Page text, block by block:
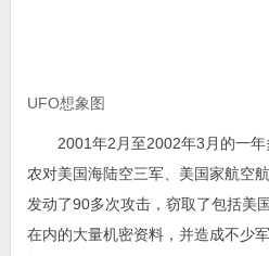
UFO想象图
2001年2月至2002年3月的一年
农对美国海陆空三军、美国家航空
发动了90多次攻击，窃取了包括美
在内的大量机密资料，并造成不少